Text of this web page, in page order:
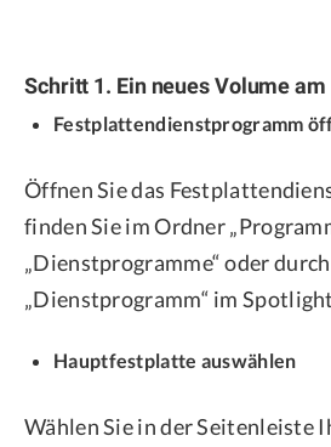
Schritt 1. Ein neues Volume
Festplattendienstprogramm
Öffnen Sie das
finden Sie im Ordner
„Dienstprogramme“ oder
„Dienstprogramm“ im
Hauptfestplatte auswählen
Wählen Sie in der Seitenleiste